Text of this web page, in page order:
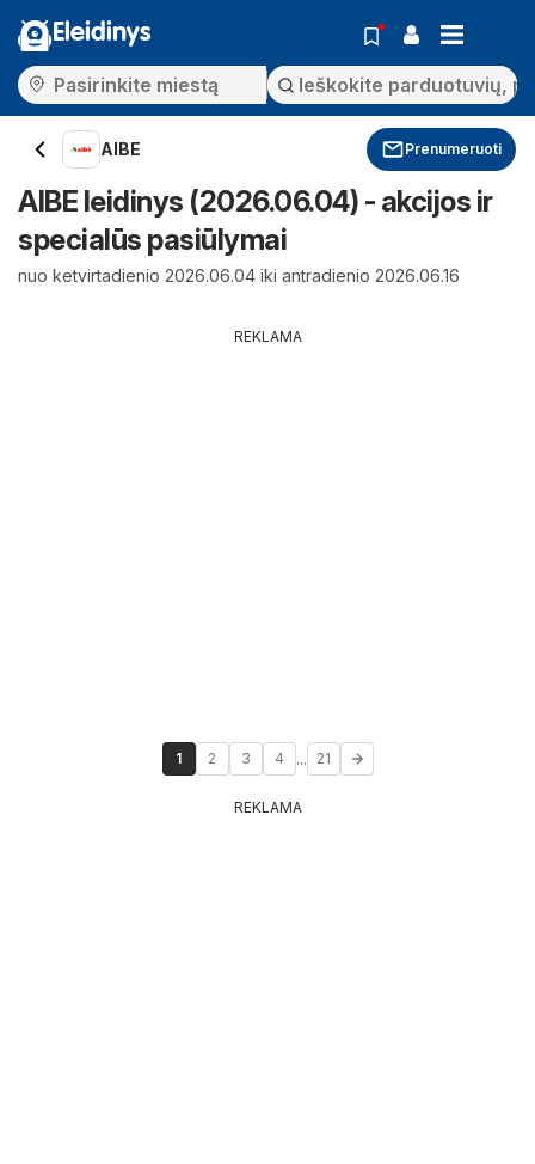
Eleidinys
AIBE Prenumeruoti
AIBE leidinys (2026.06.04) - akcijos ir
specialūs pasiūlymai
nuo ketvirtadienio 2026.06.04 iki antradienio 2026.06.16
REKLAMA
1 2 3 4 ... 21
REKLAMA